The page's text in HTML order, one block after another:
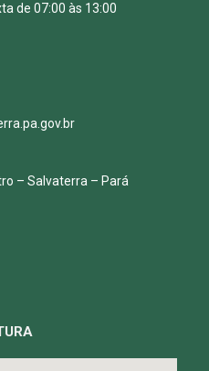
de 07:00 às 13:00
– Salvaterra – Pará